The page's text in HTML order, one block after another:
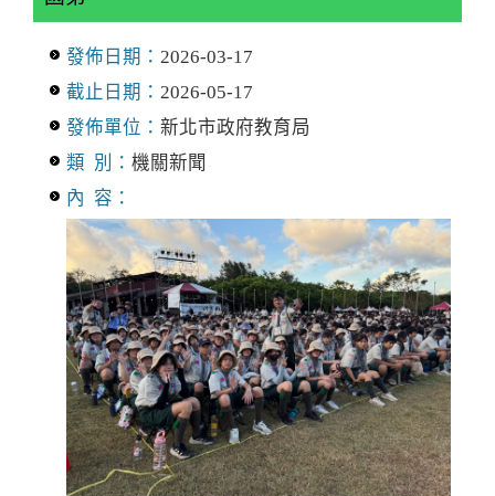
發佈日期： 2026-03-17
截止日期： 2026-05-17
發佈單位： 新北市政府教育局
類 別： 機關新聞
內 容：